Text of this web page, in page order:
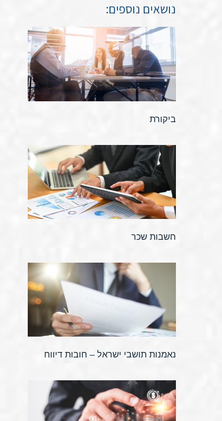
נושאים נוספים:
ביקורת
חשבות שכר
נאמנות תושבי ישראל – חובות דיווח